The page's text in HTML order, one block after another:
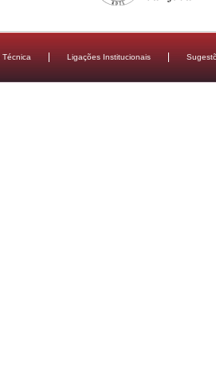
Técnica Ligações Institucionais